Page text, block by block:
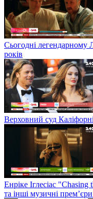
Сьогодні легендарному
років
Верховний суд
Енріке Іглесіас
та інші музичні